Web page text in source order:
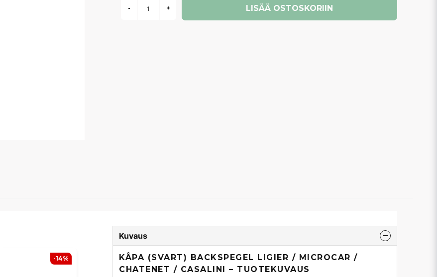
- + LISÄÄ OSTOSKORIIN
-14%
Kuvaus
KÅPA (SVART) BACKSPEGEL LIGIER / MICROCAR /
CHATENET / CASALINI – TUOTEKUVAUS